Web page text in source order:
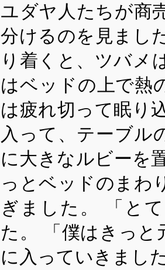
ユダヤ人たちが商
分けるのを見まし
り着くと、ツバメ
はベッドの上で熱
は疲れ切って眠り
入って、テーブル
に大きなルビーを
っとベッドのまわ
ぎました。 「と
た。 「僕はきっと
に入っていきまし